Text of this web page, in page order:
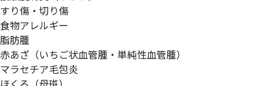
すり傷・切り傷
食物アレルギー
脂肪腫
赤あざ（いちご状血管腫・単純性血管腫）
マラセチア毛包炎